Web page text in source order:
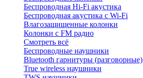
Беспроводная Hi-Fi акустика
Беспроводная акустика с Wi-Fi
Влагозащищенные колонки
Колонки с FM радио
Смотреть всё
Беспроводные наушники
Bluetоoth гарнитуры (разговорные)
True wireless наушники